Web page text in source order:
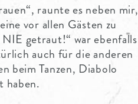
raunte es neben mir,
vor allen Gästen zu
getraut!“ war ebenfalls
auch für die anderen
beim Tanzen, Diabolo
haben.